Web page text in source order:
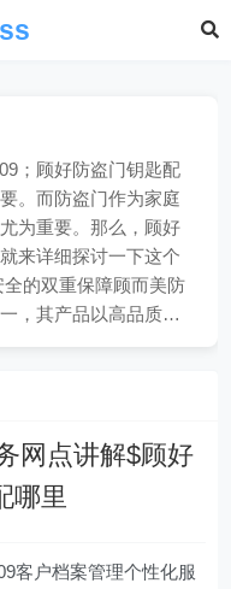
；顾好防盗门钥匙配
。而防盗门作为家庭
为重要。那么，顾好
来详细探讨一下这个
的双重保障顾而美防
，其产品以高品质…
网点讲解$顾好
哪里
客户档案管理个性化服